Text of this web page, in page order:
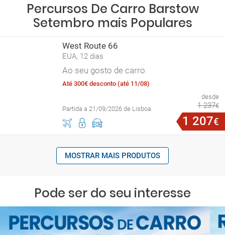
Percursos De Carro Barstow
Setembro mais Populares
West Route 66
EUA, 12 dias
Ao seu gosto de carro
Até 300€ desconto (até 11/08)
Partida a 21/09/2026 de Lisboa
desde
1 237€
1 207€
MOSTRAR MAIS PRODUTOS
Pode ser do seu interesse